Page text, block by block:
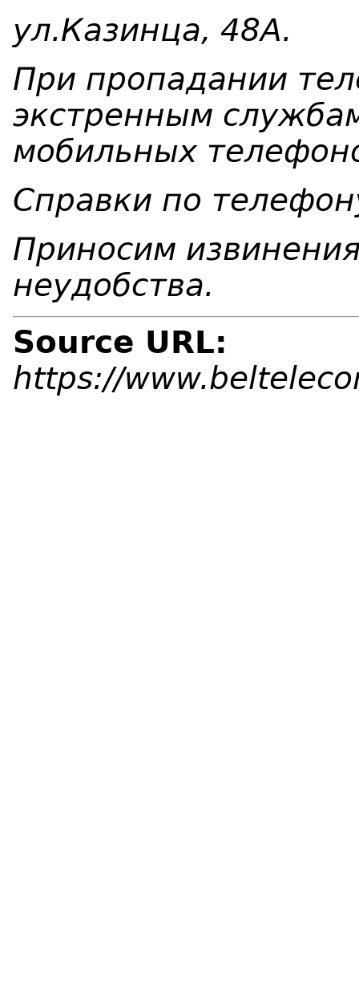
ул.Казинца, 48А.
При пропадании
экстренным
мобильных
Справки по
Приносим
неудобства.
Source URL:
https://